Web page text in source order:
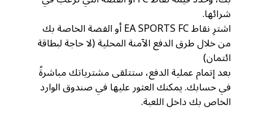
شرائها.
اشترِ نقاط EA SPORTS FC أو الفضة الخاصة بك
من خلال طرق الدفع الآمنة المحلية (لا حاجة لبطاقة
ائتمان)
بعد إتمام عملية الدفع، ستتلقى مشترياتك مباشرةً
في حسابك. يمكنك العثور عليها في صندوق الوارد
الخاص بك داخل اللعبة.